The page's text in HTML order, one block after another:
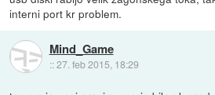
interni port kr problem.
Mind_Game
::27. feb 2015, 18:29